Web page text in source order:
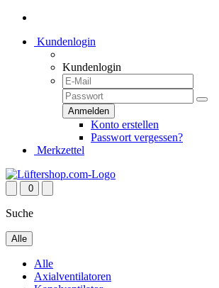
Kundenlogin
Kundenlogin
Konto erstellen
Passwort vergessen?
Merkzettel
0
Suche
Alle
Alle
Axialventilatoren